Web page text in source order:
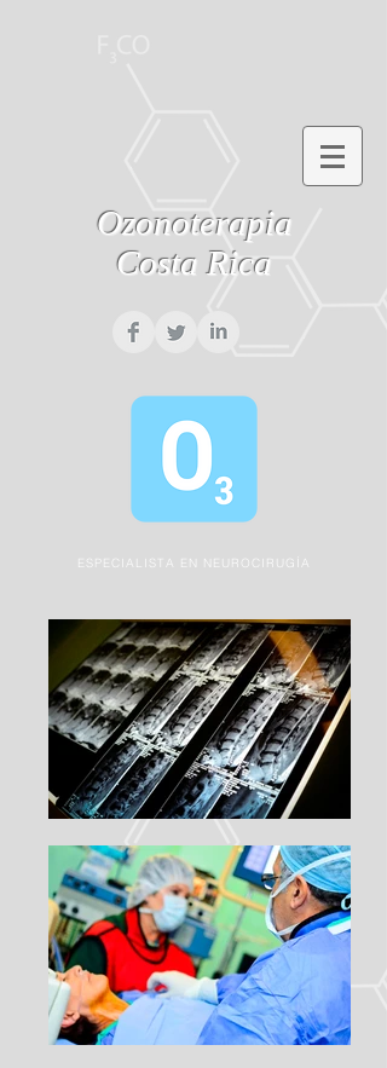
Ozonoterapia
Costa Rica
ESPECIALISTA EN NEUROCIRUGÍA